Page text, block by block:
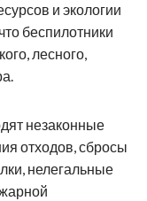
и экологии
беспилотники
лесного,
незаконные
отходов, сбросы
нелегальные